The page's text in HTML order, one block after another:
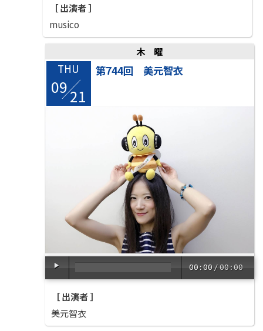
［ 出演者 ］
musico
木曜
THU
0921
第744回 美元智衣
00:00 /00:00
［ 出演者 ］
美元智衣